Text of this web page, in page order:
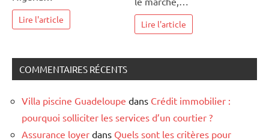
Lire l'article Lire l'article
COMMENTAIRES RÉCENTS
Villa piscine Guadeloupe dans Crédit immobilier :
pourquoi solliciter les services d’un courtier ?
Assurance loyer dans Quels sont les critères pour